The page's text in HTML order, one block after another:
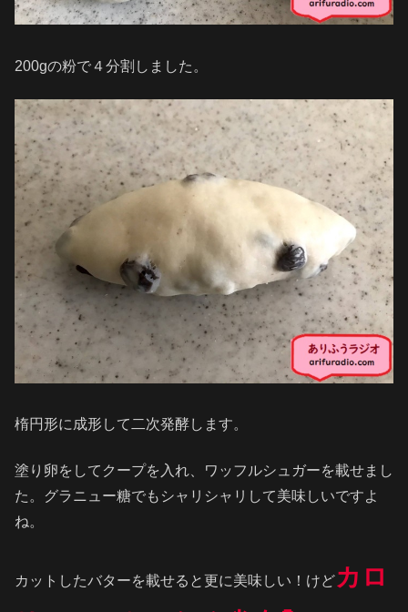
200gの粉で４分割しました。
楕円形に成形して二次発酵します。
塗り卵をしてクープを入れ、ワッフルシュガーを載せまし
た。グラニュー糖でもシャリシャリして美味しいですよ
ね。
カットしたバターを載せると更に美味しい！けどカロ